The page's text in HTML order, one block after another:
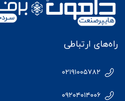
راه‌های ارتباطی
۰۲۱۹۱۰۰۵۷۸۲
۰۹۲۰۴۰۱۴۰۰۶